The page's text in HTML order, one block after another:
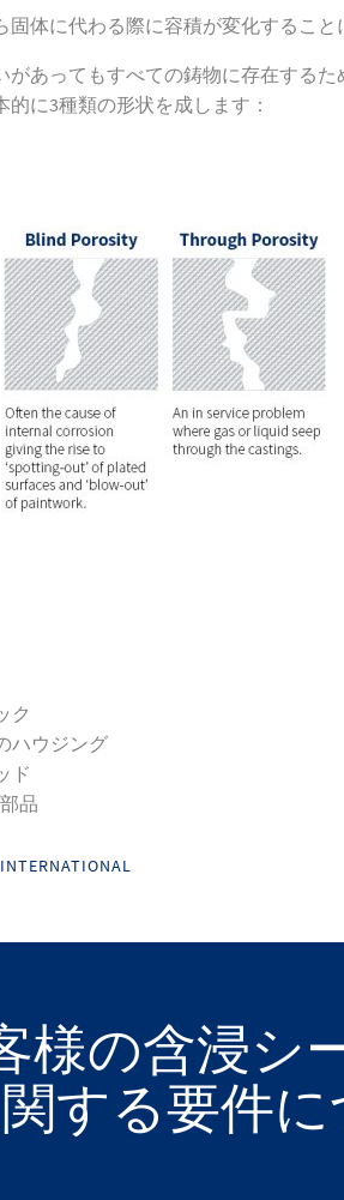
固体に代わる際に容積が変化するこ
があってもすべての鋳物に存在する
に3種類の形状を成します：
ク
ハウジング
ド
品
様の含浸シ
する要件